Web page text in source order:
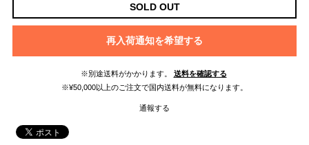
SOLD OUT
再入荷通知を希望する
※別途送料がかかります。
送料を確認する
※¥50,000以上のご注文で国内送料が無料になります。
通報する